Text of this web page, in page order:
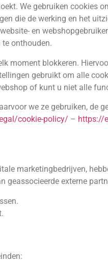
We gebruiken cookies
die de werking en het
en
te onthouden.
moment blokkeren.
gebruikt om alle
of kunt u niet alle
we ze gebruiken, de
cookie-policy/ – https://
marketingbedrijven,
geassocieerde externe